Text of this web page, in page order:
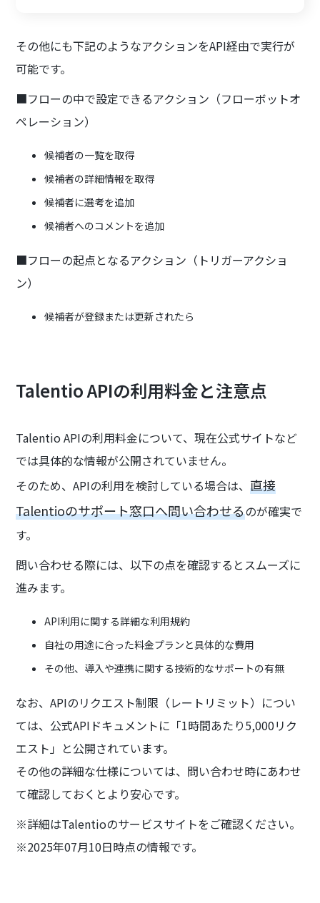
その他にも下記のようなアクションをAPI経由で実行が
可能です。
■フローの中で設定できるアクション（フローボットオ
ペレーション）
候補者の一覧を取得
候補者の詳細情報を取得
候補者に選考を追加
候補者へのコメントを追加
■フローの起点となるアクション（トリガーアクショ
ン）
候補者が登録または更新されたら
Talentio APIの利用料金と注意点
Talentio APIの利用料金について、現在公式サイトなど
では具体的な情報が公開されていません。
そのため、APIの利用を検討している場合は、直接
Talentioのサポート窓口へ問い合わせるのが確実で
す。
問い合わせる際には、以下の点を確認するとスムーズに
進みます。
API利用に関する詳細な利用規約
自社の用途に合った料金プランと具体的な費用
その他、導入や連携に関する技術的なサポートの有無
なお、APIのリクエスト制限（レートリミット）につい
ては、公式APIドキュメントに「1時間あたり5,000リク
エスト」と公開されています。
その他の詳細な仕様については、問い合わせ時にあわせ
て確認しておくとより安心です。
※詳細はTalentioのサービスサイトをご確認ください。
※2025年07月10日時点の情報です。